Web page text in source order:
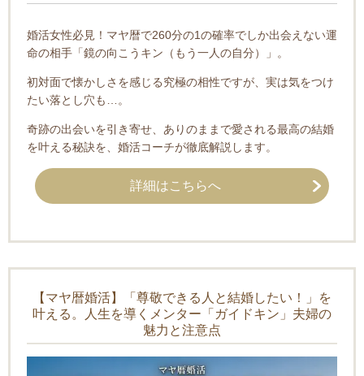
婚活女性必見！マヤ暦で260分の1の確率でしか出会えない運
命の相手「鏡の向こうキン（もう一人の自分）」。
初対面で懐かしさを感じる究極の相性ですが、実は気をつけ
たい落とし穴も…。
奇跡の出会いを引き寄せ、ありのままで愛される最高の結婚
を叶える秘訣を、婚活コーチが徹底解説します。
詳細はこちらへ
【マヤ暦婚活】「尊敬できる人と結婚したい！」を
叶える。人生を導くメンター「ガイドキン」夫婦の
魅力と注意点